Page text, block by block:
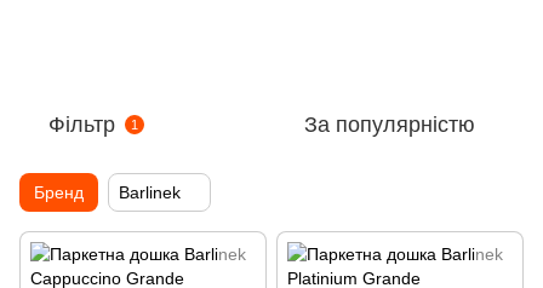
Фільтр 1 За популярністю
Бренд Barlinek